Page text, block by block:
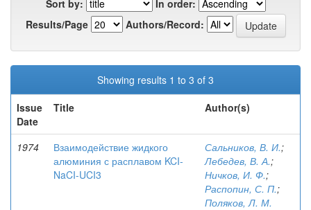
Sort by:
In order:
Results/Page
Authors/Record:
Showing results 1 to 3 of 3
Issue
Date
Title Author(s)
1974
Взаимодействие жидкого
алюминия с расплавом KCI-
NaCI-UCI3
Сальников, В. И.;
Лебедев, В. А.;
Ничков, И. Ф.;
Распопин, С. П.;
Поляков, Л. М.